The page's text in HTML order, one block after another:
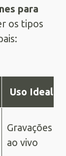
para
os tipos
Uso Ideal
Gravações
ao vivo